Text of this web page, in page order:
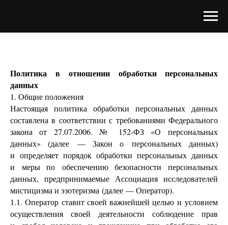
Политика в отношении обработки персональных
данных
1. Общие положения
Настоящая политика обработки персональных данных
составлена в соответствии с требованиями Федерального
закона от 27.07.2006. № 152-ФЗ «О персональных
данных» (далее — Закон о персональных данных)
и определяет порядок обработки персональных данных
и меры по обеспечению безопасности персональных
данных, предпринимаемые Ассоциация исследователей
мистицизма и эзотеризма (далее — Оператор).
1.1. Оператор ставит своей важнейшей целью и условием
осуществления своей деятельности соблюдение прав